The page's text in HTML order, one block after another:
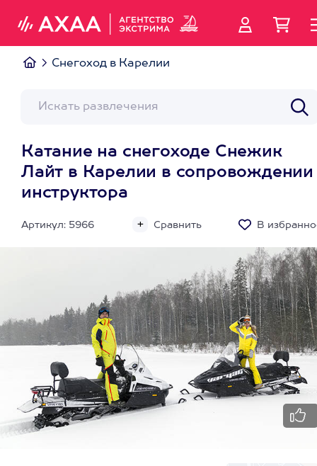
Снегоход в Карелии
Катание на снегоходе Снежик
Лайт в Карелии в сопровождении
инструктора
Артикул: 5966 Сравнить В